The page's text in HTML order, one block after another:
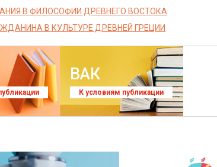
В ФИЛОСОФИИ ДРЕВНЕГО ВОСТОКА
В КУЛЬТУРЕ ДРЕВНЕЙ ГРЕЦИИ
ВАК
К условиям публикации